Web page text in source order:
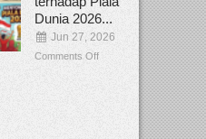
Dunia 2026...
Jun 27, 2026
Comments Off